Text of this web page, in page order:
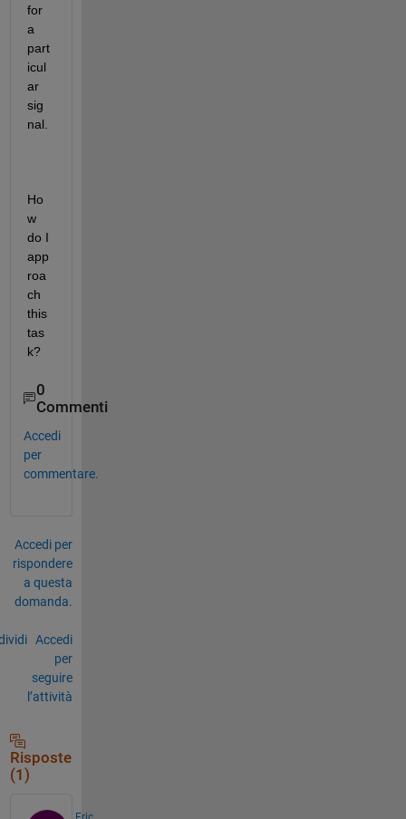
for
a
part
icul
ar
sig
Ho
w
do I
app
roa
ch
this
tas
k?
0
Commenti
Accedi
per
commentare.
Accedi per
rispondere
a questa
domanda.
Accedi
per
seguire
l’attività
Risposte
(1)